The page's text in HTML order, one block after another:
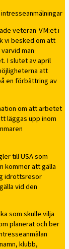
veteran-VM:et i
vi besked om att
man
I slutet av april
att
en förbättring av
om att arbetet
läggas upp inom
till USA som
kommer att gälla
idrottsresor
vid den
som skulle vilja
planerat och ber
klubb,